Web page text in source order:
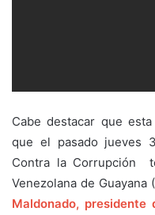
Cabe destacar que
que el pasado jueves
Contra la Corrupción
Venezolana de Guayana
Maldonado,